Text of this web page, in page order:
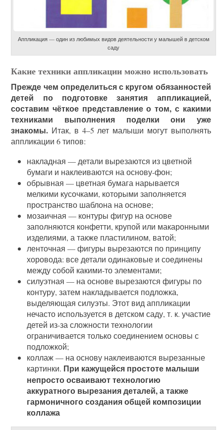
Аппликация — один из любимых видов деятельности у малышей в детском
саду
Какие техники аппликации можно использовать
Прежде чем определиться с кругом обязанностей
детей по подготовке занятия аппликацией,
составим чёткое представление о том, с какими
техниками выполнения поделки они уже
знакомы. Итак, в 4–5 лет малыши могут выполнять
аппликации 6 типов:
накладная — детали вырезаются из цветной
бумаги и наклеиваются на основу-фон;
обрывная — цветная бумага нарывается
мелкими кусочками, которыми заполняется
пространство шаблона на основе;
мозаичная — контуры фигур на основе
заполняются конфетти, крупой или макаронными
изделиями, а также пластилином, ватой;
ленточная — фигуры вырезаются по принципу
хоровода: все детали одинаковые и соединены
между собой какими-то элементами;
силуэтная — на основе вырезаются фигуры по
контуру, затем накладывается подложка,
выделяющая силуэты. Этот вид аппликации
нечасто используется в детском саду, т. к. участие
детей из-за сложности технологии
ограничивается только соединением основы с
подложкой;
коллаж — на основу наклеиваются вырезанные
картинки. При кажущейся простоте малыши
непросто осваивают технологию
аккуратного вырезания деталей, а также
гармоничного создания общей композиции
коллажа